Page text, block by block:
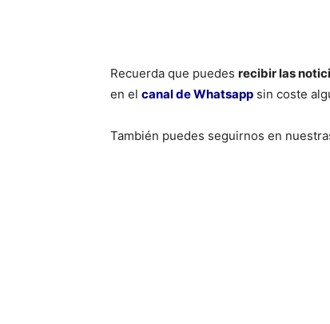
Recuerda que puedes recibir las
en el canal de Whatsapp sin coste
También puedes seguirnos en